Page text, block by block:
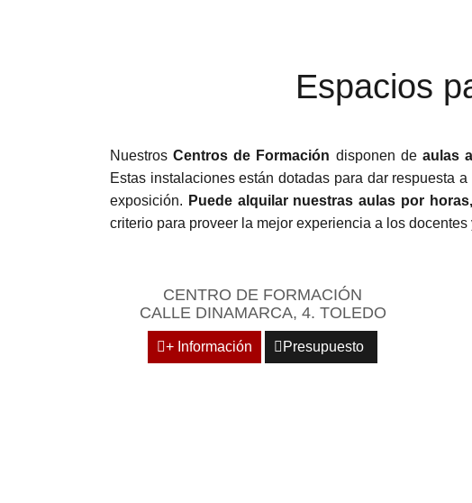
Espacios
NuestrosCentros de Formación disponen de aulas
Estas instalaciones están dotadas para dar respuesta
exposición. Puede alquilar nuestras aulas por
criterio para proveer la mejor experiencia a los docentes
CENTRO DE FORMACIÓN
CALLE DINAMARCA, 4. TOLEDO
+ Información Presupuesto